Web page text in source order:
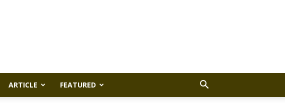
ARTICLE FEATURED